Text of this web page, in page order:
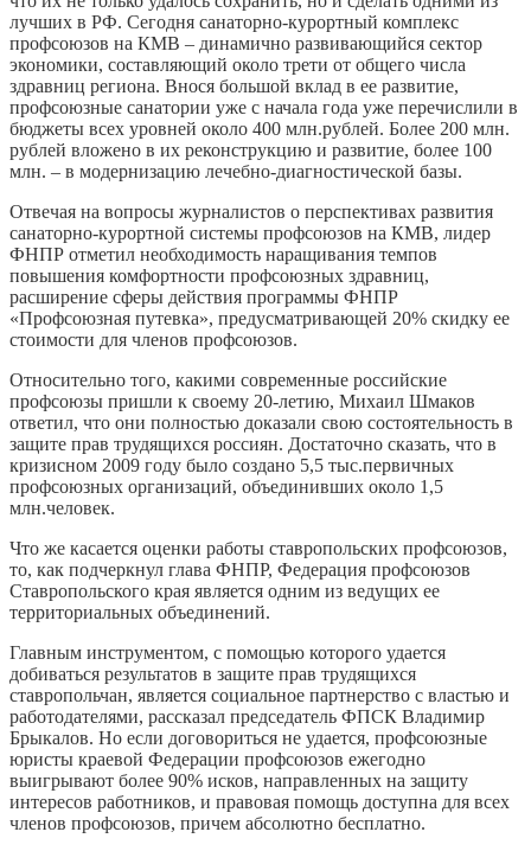
лучших в РФ. Сегодня санаторно-курортный комплекс
профсоюзов на КМВ – динамично развивающийся сектор
экономики, составляющий около трети от общего числа
здравниц региона. Внося большой вклад в ее развитие,
профсоюзные санатории уже с начала года уже перечислили в
бюджеты всех уровней около 400 млн.рублей. Более 200 млн.
рублей вложено в их реконструкцию и развитие, более 100
млн. – в модернизацию лечебно-диагностической базы.
Отвечая на вопросы журналистов о перспективах развития
санаторно-курортной системы профсоюзов на КМВ, лидер
ФНПР отметил необходимость наращивания темпов
повышения комфортности профсоюзных здравниц,
расширение сферы действия программы ФНПР
«Профсоюзная путевка», предусматривающей 20% скидку ее
стоимости для членов профсоюзов.
Относительно того, какими современные российские
профсоюзы пришли к своему 20-летию, Михаил Шмаков
ответил, что они полностью доказали свою состоятельность в
защите прав трудящихся россиян. Достаточно сказать, что в
кризисном 2009 году было создано 5,5 тыс.первичных
профсоюзных организаций, объединивших около 1,5
млн.человек.
Что же касается оценки работы ставропольских профсоюзов,
то, как подчеркнул глава ФНПР, Федерация профсоюзов
Ставропольского края является одним из ведущих ее
территориальных объединений.
Главным инструментом, с помощью которого удается
добиваться результатов в защите прав трудящихся
ставропольчан, является социальное партнерство с властью и
работодателями, рассказал председатель ФПСК Владимир
Брыкалов. Но если договориться не удается, профсоюзные
юристы краевой Федерации профсоюзов ежегодно
выигрывают более 90% исков, направленных на защиту
интересов работников, и правовая помощь доступна для всех
членов профсоюзов, причем абсолютно бесплатно.